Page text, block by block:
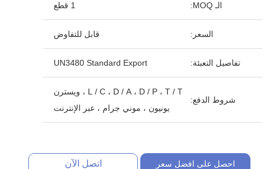
الـ MOQ: 1 قطع
السعر: قابل للتفاوض
تفاصيل التعبئة: UN3480 Standard Export
شروط الدفع:
L / C ، D / A ، D / P ، T / T ، ويسترن
يونيون ، موني جرام ، عبر الإنترنت
احصل على افضل سعر اتصل الآن